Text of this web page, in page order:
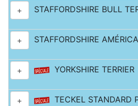
+ STAFFORDSHIRE BULL
+ STAFFORDSHIRE
+ YORKSHIRE
+ TECKEL